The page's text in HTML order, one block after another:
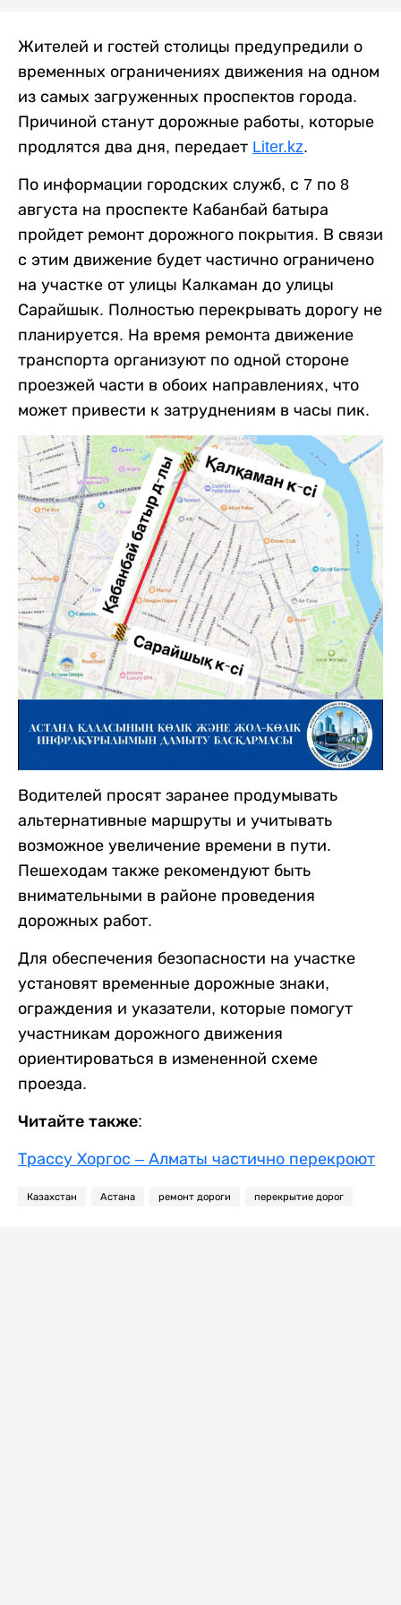
Жителей и гостей столицы предупредили о
временных ограничениях движения на одном
из самых загруженных проспектов города.
Причиной станут дорожные работы, которые
продлятся два дня, передает Liter.kz.
По информации городских служб, с 7 по 8
августа на проспекте Кабанбай батыра
пройдет ремонт дорожного покрытия. В связи
с этим движение будет частично ограничено
на участке от улицы Калкаман до улицы
Сарайшык. Полностью перекрывать дорогу не
планируется. На время ремонта движение
транспорта организуют по одной стороне
проезжей части в обоих направлениях, что
может привести к затруднениям в часы пик.
Водителей просят заранее продумывать
альтернативные маршруты и учитывать
возможное увеличение времени в пути.
Пешеходам также рекомендуют быть
внимательными в районе проведения
дорожных работ.
Для обеспечения безопасности на участке
установят временные дорожные знаки,
ограждения и указатели, которые помогут
участникам дорожного движения
ориентироваться в измененной схеме
проезда.
Читайте также:
Трассу Хоргос – Алматы частично перекроют
Казахстан Астана ремонт дороги перекрытие дорог